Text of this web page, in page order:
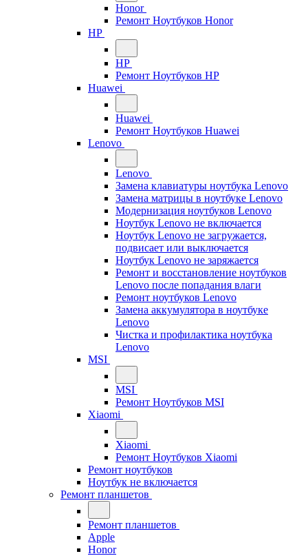
Honor
Ремонт Ноутбуков Honor
HP
HP
Ремонт Ноутбуков HP
Huawei
Huawei
Ремонт Ноутбуков Huawei
Lenovo
Lenovo
Замена клавиатуры ноутбука Lenovo
Замена матрицы в ноутбуке Lenovo
Модернизация ноутбуков Lenovo
Ноутбук Lenovo не включается
Ноутбук Lenovo не загружается,
подвисает или выключается
Ноутбук Lenovo не заряжается
Ремонт и восстановление ноутбуков
Lenovo после попадания влаги
Ремонт ноутбуков Lenovo
Замена аккумулятора в ноутбуке
Lenovo
Чистка и профилактика ноутбука
Lenovo
MSI
MSI
Ремонт Ноутбуков MSI
Xiaomi
Xiaomi
Ремонт Ноутбуков Xiaomi
Ремонт ноутбуков
Ноутбук не включается
Ремонт планшетов
Ремонт планшетов
Apple
Honor